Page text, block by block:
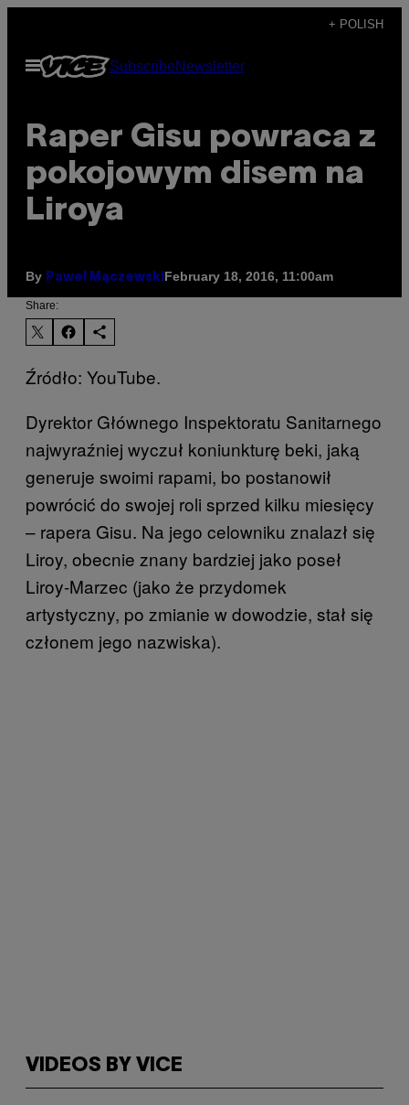
content
+ POLISH
Open
Menu
SubscribeNewsletter
Raper Gisu powraca z
pokojowym disem na
Liroya
By Paweł MączewskiFebruary 18, 2016, 11:00am
Share:
Źródło: YouTube.
Dyrektor Głównego Inspektoratu Sanitarnego
najwyraźniej wyczuł koniunkturę beki, jaką
generuje swoimi rapami, bo postanowił
powrócić do swojej roli sprzed kilku miesięcy
– rapera Gisu. Na jego celowniku znalazł się
Liroy, obecnie znany bardziej jako poseł
Liroy-Marzec (jako że przydomek
artystyczny, po zmianie w dowodzie, stał się
członem jego nazwiska).
VIDEOS BY VICE